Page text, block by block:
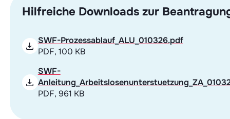
Hilfreiche Downloads zur
SWF-Prozessablauf_ALU_010326.pdf
PDF, 100 KB
SWF-
PDF, 961 KB